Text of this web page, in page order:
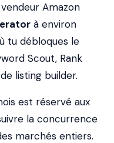
Amazon
à environ
tu débloques le
Scout, Rank
listing builder.
est réservé aux
la concurrence
marchés entiers.